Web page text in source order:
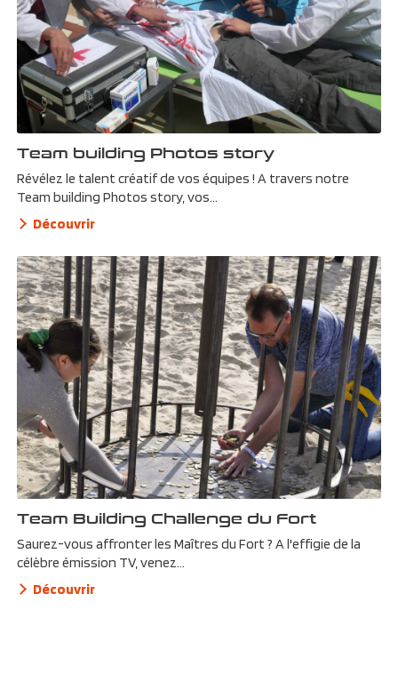
Team building Photos story
Révélez le talent créatif de vos équipes ! A travers notre
Team building Photos story, vos...
Découvrir
Team Building Challenge du Fort
Saurez-vous affronter les Maîtres du Fort ? A l'effigie de la
célèbre émission TV, venez...
Découvrir